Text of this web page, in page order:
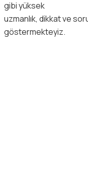
gibi yüksek
uzmanlık, dikkat ve
göstermekteyiz.